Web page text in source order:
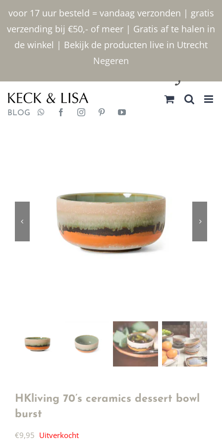
voor 17 uur besteld = vandaag verzonden | gratis
verzending bij €50,- of meer | Gratis af te halen in
de winkel | Bekijk de producten live in Utrecht
Negeren
inhoud
030 2400000
BLOG
HKliving 70’s ceramics dessert bowl
burst
€9,95 Uitverkocht